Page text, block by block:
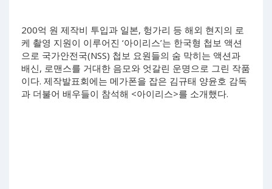
200억 원 제작비 투입과 일본, 헝가리 등 해외 현지의 로
케 촬영 지원이 이루어진 ‘아이리스’는 한국형 첩보 액션
으로 국가안전국(NSS) 첩보 요원들의 숨 막히는 액션과
배신, 로맨스를 거대한 음모와 엇갈린 운명으로 그린 작품
이다. 제작발표회에는 메가폰을 잡은 김규태 양윤호 감독
과 더불어 배우들이 참석해 <아이리스>를 소개했다.